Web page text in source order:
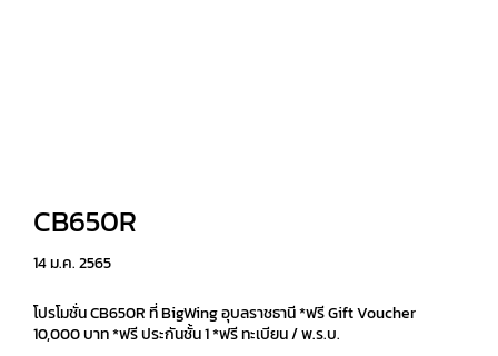
CB650R
14 ม.ค. 2565
โปรโมชั่น CB650R ที่ BigWing อุบลราชธานี *ฟรี Gift Voucher
10,000 บาท *ฟรี ประกันชั้น 1 *ฟรี ทะเบียน / พ.ร.บ.